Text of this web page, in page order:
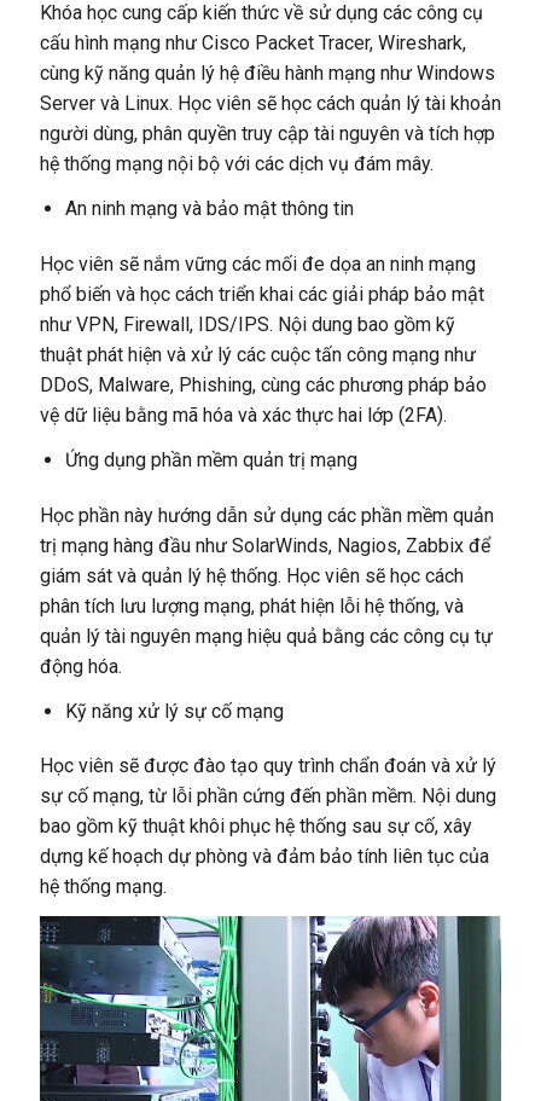
Khóa học cung cấp kiến thức về sử dụng các công cụ
cấu hình mạng như Cisco Packet Tracer, Wireshark,
cùng kỹ năng quản lý hệ điều hành mạng như Windows
Server và Linux. Học viên sẽ học cách quản lý tài khoản
người dùng, phân quyền truy cập tài nguyên và tích hợp
hệ thống mạng nội bộ với các dịch vụ đám mây.
An ninh mạng và bảo mật thông tin
Học viên sẽ nắm vững các mối đe dọa an ninh mạng
phổ biến và học cách triển khai các giải pháp bảo mật
như VPN, Firewall, IDS/IPS. Nội dung bao gồm kỹ
thuật phát hiện và xử lý các cuộc tấn công mạng như
DDoS, Malware, Phishing, cùng các phương pháp bảo
vệ dữ liệu bằng mã hóa và xác thực hai lớp (2FA).
Ứng dụng phần mềm quản trị mạng
Học phần này hướng dẫn sử dụng các phần mềm quản
trị mạng hàng đầu như SolarWinds, Nagios, Zabbix để
giám sát và quản lý hệ thống. Học viên sẽ học cách
phân tích lưu lượng mạng, phát hiện lỗi hệ thống, và
quản lý tài nguyên mạng hiệu quả bằng các công cụ tự
động hóa.
Kỹ năng xử lý sự cố mạng
Học viên sẽ được đào tạo quy trình chẩn đoán và xử lý
sự cố mạng, từ lỗi phần cứng đến phần mềm. Nội dung
bao gồm kỹ thuật khôi phục hệ thống sau sự cố, xây
dựng kế hoạch dự phòng và đảm bảo tính liên tục của
hệ thống mạng.